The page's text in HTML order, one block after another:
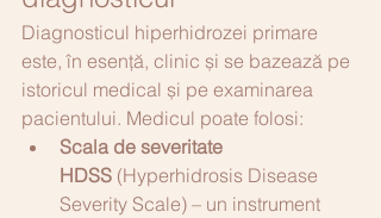
Diagnosticul hiperhidrozei primare
este, în esență, clinic și se bazează pe
istoricul medical și pe examinarea
pacientului. Medicul poate folosi:
Scala de severitate
HDSS (Hyperhidrosis Disease
Severity Scale) – un instrument